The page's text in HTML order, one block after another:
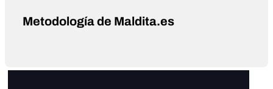
Metodología de Maldita.es